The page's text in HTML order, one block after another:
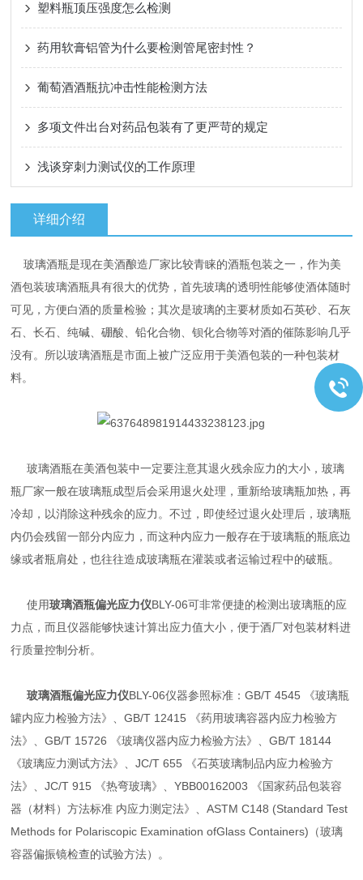
塑料瓶顶压强度怎么检测
药用软膏铝管为什么要检测管尾密封性？
葡萄酒酒瓶抗冲击性能检测方法
多项文件出台对药品包装有了更严苛的规定
浅谈穿刺力测试仪的工作原理
详细介绍
玻璃酒瓶是现在美酒酿造厂家比较青睐的酒瓶包装之一，作为美
酒包装玻璃酒瓶具有很大的优势，首先玻璃的透明性能够使酒体随时
可见，方便白酒的质量检验；其次是玻璃的主要材质如石英砂、石灰
石、长石、纯碱、硼酸、铅化合物、钡化合物等对酒的催陈影响几乎
没有。所以玻璃酒瓶是市面上被广泛应用于美酒包装的一种包装材
料。
玻璃酒瓶在美酒包装中一定要注意其退火残余应力的大小，玻璃
瓶厂家一般在玻璃瓶成型后会采用退火处理，重新给玻璃瓶加热，再
冷却，以消除这种残余的应力。不过，即使经过退火处理后，玻璃瓶
内仍会残留一部分内应力，而这种内应力一般存在于玻璃瓶的瓶底边
缘或者瓶肩处，也往往造成玻璃瓶在灌装或者运输过程中的破瓶。
使用玻璃酒瓶偏光应力仪BLY-06可非常便捷的检测出玻璃瓶的应
力点，而且仪器能够快速计算出应力值大小，便于酒厂对包装材料进
行质量控制分析。
玻璃酒瓶偏光应力仪BLY-06仪器参照标准：GB/T 4545 《玻璃瓶
罐内应力检验方法》、GB/T 12415 《药用玻璃容器内应力检验方
法》、GB/T 15726 《玻璃仪器内应力检验方法》、GB/T 18144
《玻璃应力测试方法》、JC/T 655 《石英玻璃制品内应力检验方
法》、JC/T 915 《热弯玻璃》、YBB00162003 《国家药品包装容
器（材料）方法标准 内应力测定法》、ASTM C148 (Standard Test
Methods for Polariscopic Examination ofGlass Containers)（玻璃
容器偏振镜检查的试验方法）。